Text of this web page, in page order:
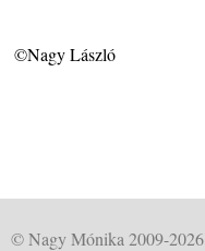
©Nagy László
© Nagy Mónika 2009-2026